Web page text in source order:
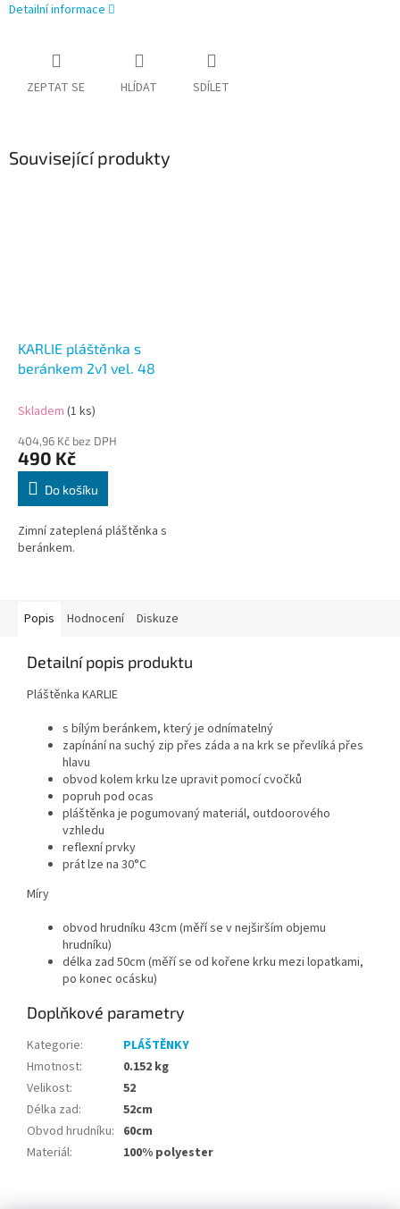
Detailní informace
ZEPTAT SE HLÍDAT SDÍLET
Související produkty
KARLIE pláštěnka s
beránkem 2v1 vel. 48
Skladem (1 ks)
404,96 Kč bez DPH
490 Kč
Do košíku
Zimní zateplená pláštěnka s
beránkem.
Popis Hodnocení Diskuze
Detailní popis produktu
Pláštěnka KARLIE
s bílým beránkem, který je odnímatelný
zapínání na suchý zip přes záda a na krk se převlíká přes
hlavu
obvod kolem krku lze upravit pomocí cvočků
popruh pod ocas
pláštěnka je pogumovaný materiál, outdoorového
vzhledu
reflexní prvky
prát lze na 30°C
Míry
obvod hrudníku 43cm (měří se v nejširším objemu
hrudníku)
délka zad 50cm (měří se od kořene krku mezi lopatkami,
po konec ocásku)
Doplňkové parametry
Kategorie:
PLÁŠTĚNKY
Hmotnost:
0.152 kg
Velikost:
52
Délka zad:
52cm
Obvod hrudníku: 60cm
Materiál: 100% polyester